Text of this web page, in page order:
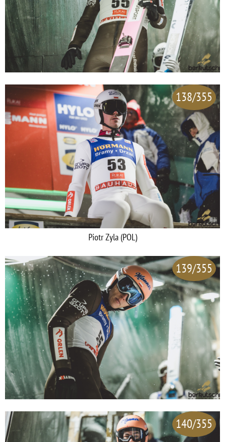
138/355
Piotr Zyla (POL)
139/355
140/355